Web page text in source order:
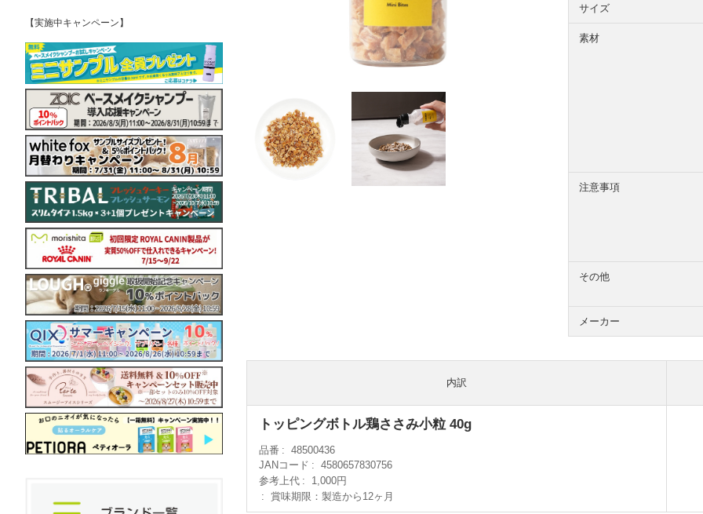
サイズ
素材
注意事項
その他
メーカー
内訳
トッピングボトル鶏ささみ小粒 40g
品番
48500436
JANコード
4580657830756
参考上代
1,000円
賞味期限：製造から12ヶ月
【実施中キャンペーン】